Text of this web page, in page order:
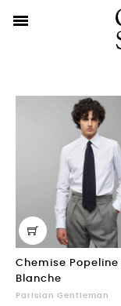
Chemise Popeline
Blanche
Parisian Gentleman